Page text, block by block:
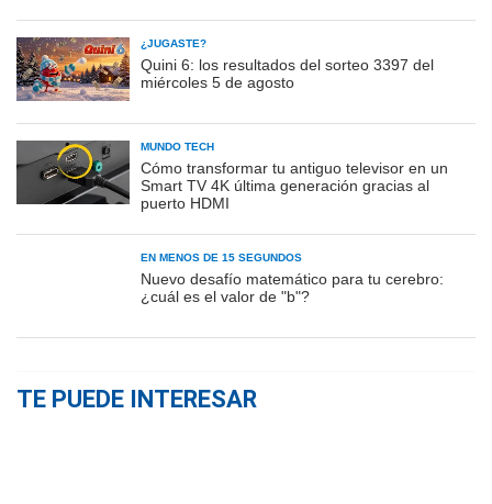
¿JUGASTE?
Quini 6: los resultados del sorteo 3397 del
miércoles 5 de agosto
MUNDO TECH
Cómo transformar tu antiguo televisor en un
Smart TV 4K última generación gracias al
puerto HDMI
EN MENOS DE 15 SEGUNDOS
Nuevo desafío matemático para tu cerebro:
¿cuál es el valor de "b"?
TE PUEDE INTERESAR